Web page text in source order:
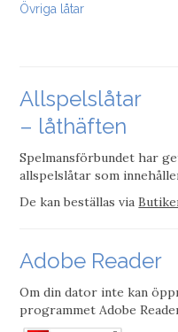
Övriga låtar
Allspelslåtar
– låthäften
Spelmansförbundet har
allspelslåtar som
De kan beställas via
Adobe Reader
Om din dator inte kan
programmet Adobe